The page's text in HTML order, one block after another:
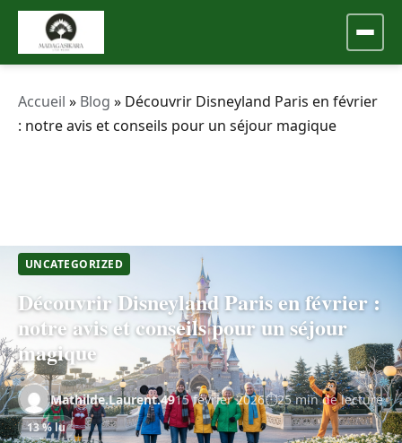
Accueil » Blog » Découvrir Disneyland Paris en février
: notre avis et conseils pour un séjour magique
UNCATEGORIZED
Découvrir Disneyland Paris en février :
notre avis et conseils pour un séjour
magique
Mathilde.Laurent.4915 février 2026 25 min de lecture
13 % lu